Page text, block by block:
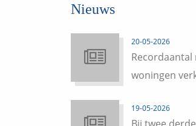
Nieuws
20-05-2026
woningen
19-05-2026